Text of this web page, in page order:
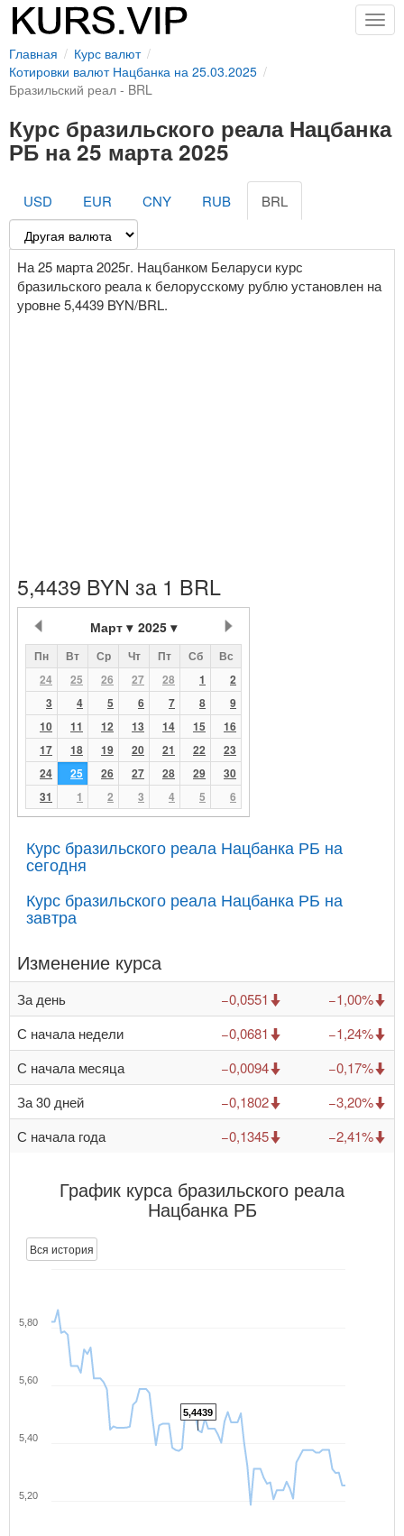
Главная
Курс валют
Котировки валют Нацбанка на 25.03.2025
Бразильский реал - BRL
Курс бразильского реала Нацбанка
РБ на 25 марта 2025
USD EUR CNY RUB BRL
На 25 марта 2025г. Нацбанком Беларуси курс
бразильского реала к белорусскому рублю установлен на
уровне 5,4439 BYN/BRL.
5,4439 BYN за 1 BRL
Март 2025
Пн Вт Ср Чт Пт Сб
Вс
24
25 26 27 28 1
2
3
4 5 6 7 8
9
10
11 12 13 14 15
16
17
18 19 20 21 22
23
24
25 26 27 28 29
30
31
1 2 3 4 5 6
Курс бразильского реала Нацбанка РБ на
сегодня
Курс бразильского реала Нацбанка РБ на
завтра
Изменение курса
За день −0,0551
−1,00%
С начала недели
−0,0681
−1,24%
С начала месяца
−0,0094
−0,17%
За 30 дней
−0,1802
−3,20%
С начала года
−0,1345 −2,41%
График курса бразильского реала
Нацбанка РБ
Вся история
5,4439
5,20
5,40
5,60
5,80